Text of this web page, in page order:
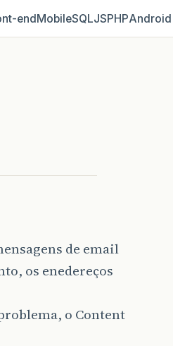
MobileSQLJSPHPAndroid
de email
os enedereços
o Content